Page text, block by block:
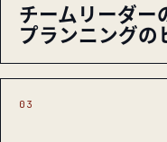
チームリーダー
プランニングの
03